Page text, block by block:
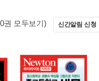
권 모두보기) 신간알림 신청